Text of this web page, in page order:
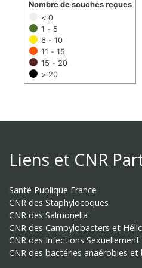
< 0
1 - 5
6 - 10
11 - 15
15 - 20
> 20
Nombre de souches reçues
Liens et CNR
Santé Publique France
CNR des Staphylocoques
CNR des Salmonella
CNR des Campylobacters et
CNR des Infections
CNR des bactéries anaérobies et